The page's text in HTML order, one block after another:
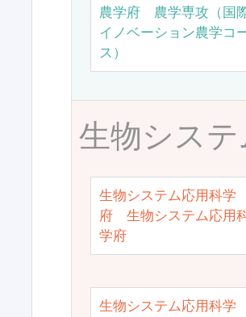
農学府 農学専攻（国
イノベーション農学コ
ス）
生物シス
生物システム応用科学
府 生物システム応用
学府
生物システム応用科学